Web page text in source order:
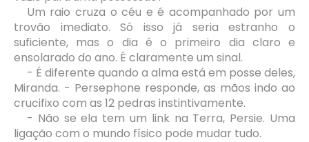
Um raio cruza o céu e é acompanhado por um
trovão imediato. Só isso já seria estranho o
suficiente, mas o dia é o primeiro dia claro e
ensolarado do ano. É claramente um sinal.
- É diferente quando a alma está em posse deles,
Miranda. - Persephone responde, as mãos indo ao
crucifixo com as 12 pedras instintivamente.
- Não se ela tem um link na Terra, Persie. Uma
ligação com o mundo físico pode mudar tudo.